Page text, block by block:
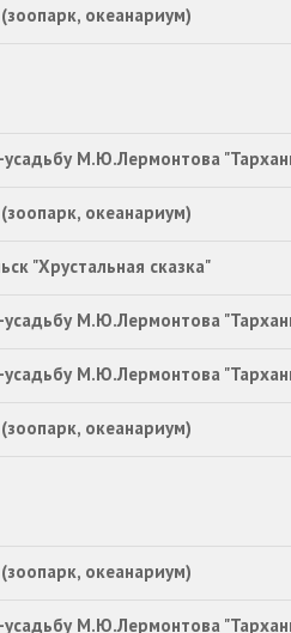
океанариум)
усадьбу М.Ю.Лермонтова
океанариум)
"Хрустальная сказка"
усадьбу М.Ю.Лермонтова
усадьбу М.Ю.Лермонтова
океанариум)
океанариум)
усадьбу М.Ю.Лермонтова